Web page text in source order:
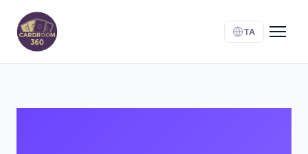
TA